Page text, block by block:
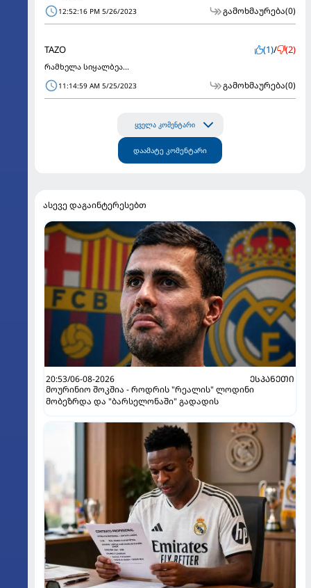
12:52:16 PM 5/26/2023 გამოხმაურება(0)
TAZO (1)/ (2)
რამხელა სიყალბეა...
11:14:59 AM 5/25/2023 გამოხმაურება(0)
ყველა კომენტარი
დაამატე კომენტარი
ასევე დაგაინტერესებთ
20:53/06-08-2026
ᲔᲡᲞᲐᲜᲔᲗᲘ
მოურინიო შოკშია - როდრის "რეალის" ლოდინი
მობეზრდა და "ბარსელონაში" გადადის